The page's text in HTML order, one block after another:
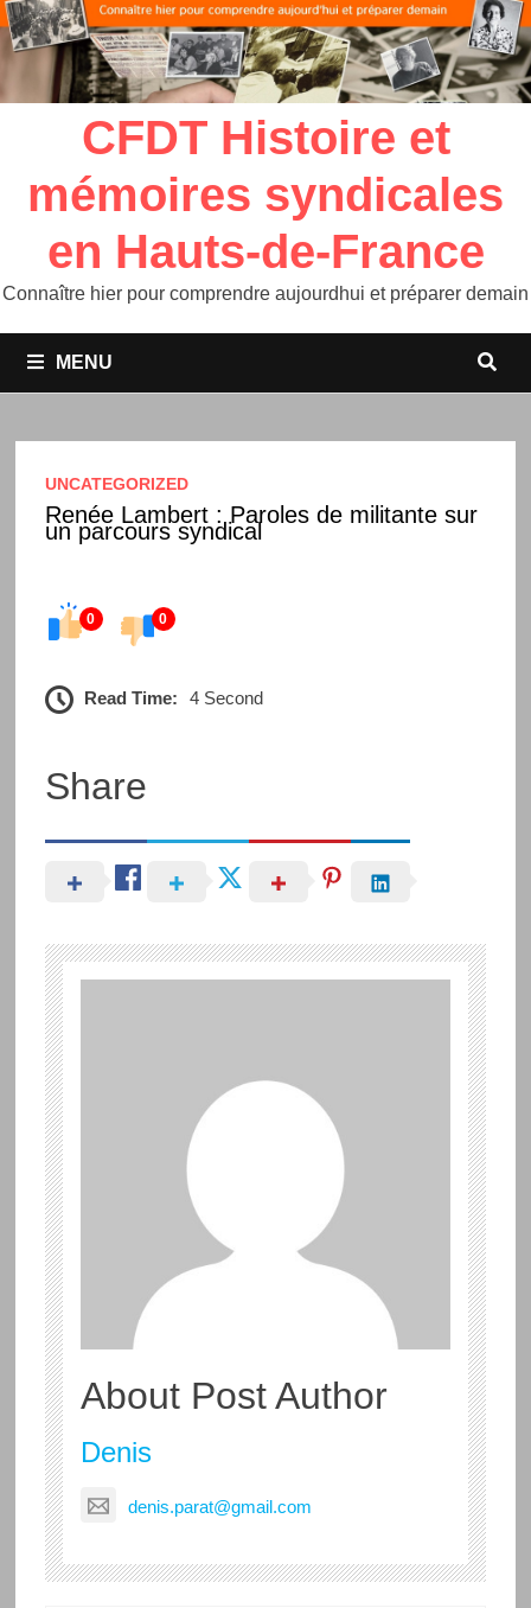
CFDT Histoire et
mémoires syndicales
en Hauts-de-France
Connaître hier pour comprendre aujourdhui et préparer demain
MENU
UNCATEGORIZED
Renée Lambert : Paroles de militante sur
un parcours syndical
0 0
Read Time: 4 Second
Share
About Post Author
Denis
denis.parat@gmail.com